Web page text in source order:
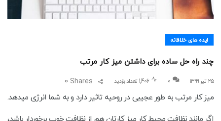
ایده های خلاقانه
چند راه حل ساده برای داشتن میز کار مرتب
۲۵ تیر ۱۳۹۹ 0 1,406 تعداد بازدید Shares
0
میز کار مرتب به طور عجیبی در روحیه تاثیر دارد و به شما انرژی میدهد.